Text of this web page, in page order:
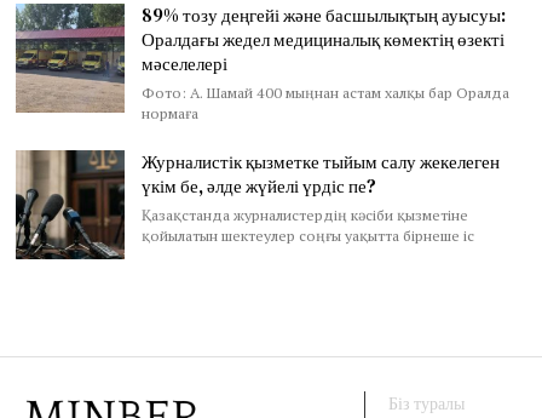
89% тозу деңгейі және басшылықтың ауысуы:
Оралдағы жедел медициналық көмектің өзекті
мәселелері
Фото: А. Шамай 400 мыңнан астам халқы бар Оралда
нормаға
Журналистік қызметке тыйым салу жекелеген
үкім бе, әлде жүйелі үрдіс пе?
Қазақстанда журналистердің кәсіби қызметіне
қойылатын шектеулер соңғы уақытта бірнеше іс
Біз туралы